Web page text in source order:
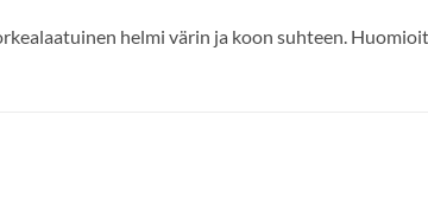
helmi värin ja koon suhteen.